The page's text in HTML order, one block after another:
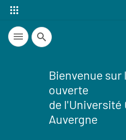
Recherche
Bienvenue sur
ouverte
de l'Université
Auvergne